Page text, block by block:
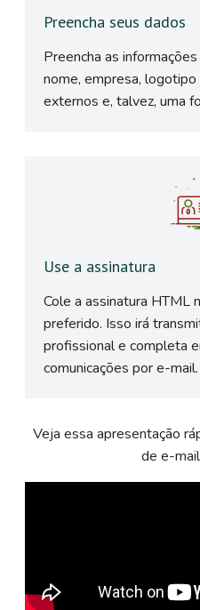
Preencha seus dados
Preencha as
nome, empresa,
externos e, talvez, uma
Use a assinatura
Cole a assinatura HTML
preferido. Isso irá
profissional e completa
comunicações por e-mail.
Veja essa apresentação
de e-